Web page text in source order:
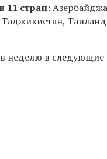
в 11 стран:
неделю в следующие